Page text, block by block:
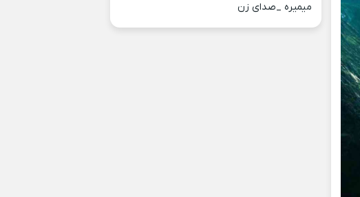
میمیره _صدای زن